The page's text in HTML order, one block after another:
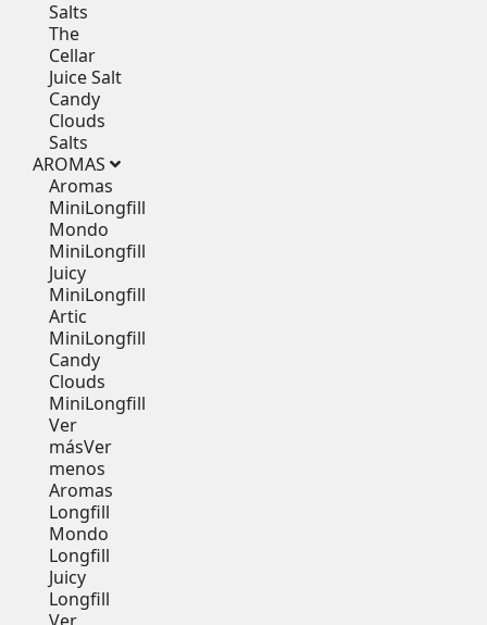
Salts
The
Cellar
Juice Salt
Candy
Clouds
Salts
AROMAS
Aromas
MiniLongfill
Mondo
MiniLongfill
Juicy
MiniLongfill
Artic
MiniLongfill
Candy
Clouds
MiniLongfill
Ver
másVer
menos
Aromas
Longfill
Mondo
Longfill
Juicy
Longfill